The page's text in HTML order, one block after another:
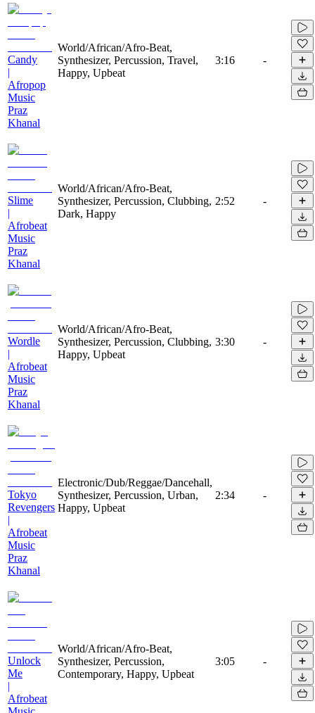
Candy
|
Afropop
Music
Praz
Khanal
World/African/Afro-Beat,
Synthesizer, Percussion, Travel,
Happy, Upbeat
3:16 -
Slime
|
Afrobeat
Music
Praz
Khanal
World/African/Afro-Beat,
Synthesizer, Percussion, Clubbing,
Dark, Happy
2:52 -
Wordle
|
Afrobeat
Music
Praz
Khanal
World/African/Afro-Beat,
Synthesizer, Percussion, Clubbing,
Happy, Upbeat
3:30 -
Tokyo
Revengers
|
Afrobeat
Music
Praz
Khanal
Electronic/Dub/Reggae/Dancehall,
Synthesizer, Percussion, Urban,
Happy, Upbeat
2:34 -
Unlock
Me
|
Afrobeat
World/African/Afro-Beat,
Synthesizer, Percussion,
Contemporary, Happy, Upbeat
3:05 -